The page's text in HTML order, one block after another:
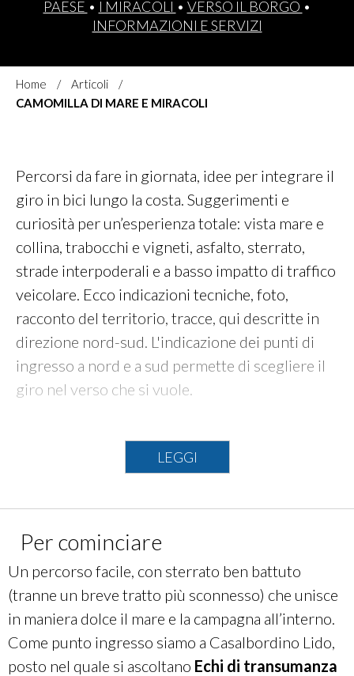
PAESE • I MIRACOLI • VERSO IL BORGO •
INFORMAZIONI E SERVIZI
Home
Articoli
CAMOMILLA DI MARE E MIRACOLI
Percorsi da fare in giornata, idee per integrare il
giro in bici lungo la costa. Suggerimenti e
curiosità per un’esperienza totale: vista mare e
collina, trabocchi e vigneti, asfalto, sterrato,
strade interpoderali e a basso impatto di traffico
veicolare. Ecco indicazioni tecniche, foto,
racconto del territorio, tracce, qui descritte in
direzione nord-sud. L'indicazione dei punti di
ingresso a nord e a sud permette di scegliere il
giro nel verso che si vuole.
INFO TECNICHE
INGRESSO A NORD:Casalbordino Lido
STAZIONI FS DI RIFERIMENTO: Casalbordino-
Pollutri
LUNGHEZZA:19,7
DISLIVELLO: + 280 - 280
TEMPO (con e-bike):
01:41
SUPERFICI: Non asfaltata: 6,50 km;
Lastricato:
7,46 km;
Asfalto: 4,81 km; Sconosciuta:
LEGGI
Per cominciare
Un percorso facile, con sterrato ben battuto
(tranne un breve tratto più sconnesso) che unisce
in maniera dolce il mare e la campagna all’interno.
Come punto ingresso siamo a Casalbordino Lido,
posto nel quale si ascoltano Echi di transumanza